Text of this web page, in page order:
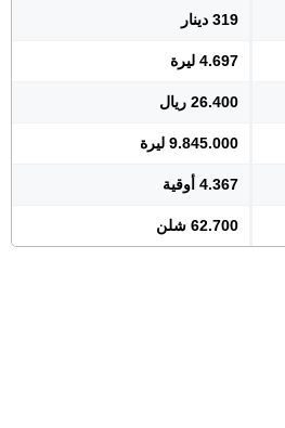
319 دينار
4.697 ليرة
26.400 ريال
9.845.000 ليرة
4.367 أوقية
62.700 شلن